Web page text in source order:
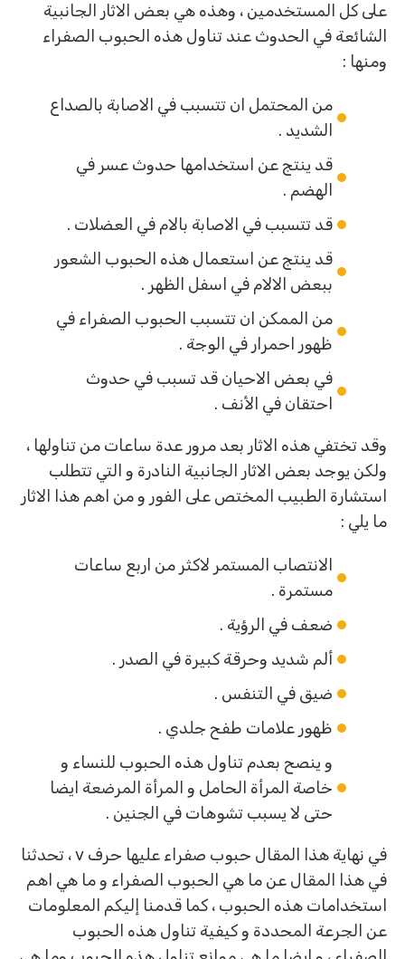
على كل المستخدمين ، وهذه هي بعض الاثار الجانبية
الشائعة في الحدوث عند تناول هذه الحبوب الصفراء
ومنها :
من المحتمل ان تتسبب في الاصابة بالصداع
الشديد .
قد ينتج عن استخدامها حدوث عسر في
الهضم .
قد تتسبب في الاصابة بالام في العضلات .
قد ينتج عن استعمال هذه الحبوب الشعور
ببعض الالام في اسفل الظهر .
من الممكن ان تتسبب الحبوب الصفراء في
ظهور احمرار في الوجة .
في بعض الاحيان قد تسبب في حدوث
احتقان في الأنف .
وقد تختفي هذه الاثار بعد مرور عدة ساعات من تناولها ،
ولكن يوجد بعض الاثار الجانبية النادرة و التي تتطلب
استشارة الطبيب المختص على الفور و من اهم هذا الاثار
ما يلي :
الانتصاب المستمر لاكثر من اربع ساعات
مستمرة .
ضعف في الرؤية .
ألم شديد وحرقة كبيرة في الصدر .
ضيق في التنفس .
ظهور علامات طفح جلدي .
و ينصح بعدم تناول هذه الحبوب للنساء و
خاصة المرأة الحامل و المرأة المرضعة ايضا
حتى لا يسبب تشوهات في الجنين .
في نهاية هذا المقال حبوب صفراء عليها حرف v ، تحدثنا
في هذا المقال عن ما هي الحبوب الصفراء و ما هي اهم
استخدامات هذه الحبوب ، كما قدمنا إليكم المعلومات
عن الجرعة المحددة و كيفية تناول هذه الحبوب